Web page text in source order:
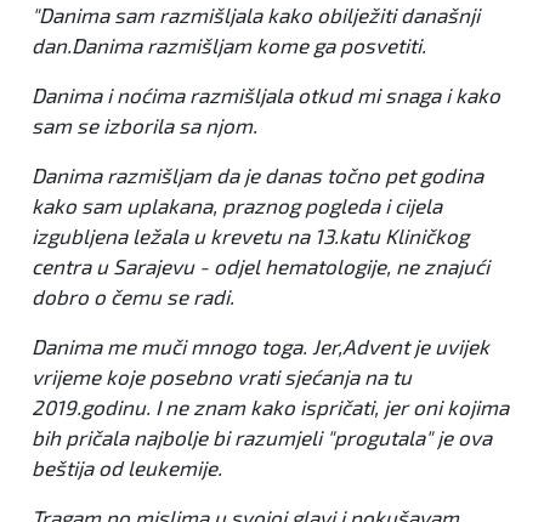
"Danima sam razmišljala kako obilježiti današnji
dan.Danima razmišljam kome ga posvetiti.
Danima i noćima razmišljala otkud mi snaga i kako
sam se izborila sa njom.
Danima razmišljam da je danas točno pet godina
kako sam uplakana, praznog pogleda i cijela
izgubljena ležala u krevetu na 13.katu Kliničkog
centra u Sarajevu - odjel hematologije, ne znajući
dobro o čemu se radi.
Danima me muči mnogo toga. Jer,Advent je uvijek
vrijeme koje posebno vrati sjećanja na tu
2019.godinu. I ne znam kako ispričati, jer oni kojima
bih pričala najbolje bi razumjeli "progutala" je ova
beštija od leukemije.
Tragam po mislima u svojoj glavi i pokušavam